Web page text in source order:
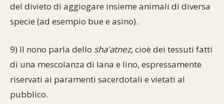
del divieto di aggiogare insieme animali di diversa
specie (ad esempio bue e asino).
9) Il nono parla dello sha'atnez, cioè dei tessuti fatti
di una mescolanza di lana e lino, espressamente
riservati ai paramenti sacerdotali e vietati al
pubblico.